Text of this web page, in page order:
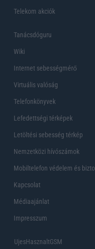
Telekom akciók
Tanácsdóguru
Wiki
Internet sebességmérő
Virtuális valóság
Telefonkönyvek
Lefedettségi térképek
Letöltési sebesség térkép
Nemzetközi hívószámok
Mobiltelefon védelem és
Kapcsolat
Médiaajánlat
Impresszum
UjesHasznaltGSM